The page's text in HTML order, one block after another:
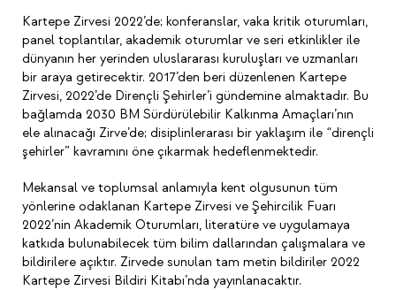
Kartepe Zirvesi 2022’de; konferanslar, vaka kritik oturumları,
panel toplantılar, akademik oturumlar ve seri etkinlikler ile
dünyanın her yerinden uluslararası kuruluşları ve uzmanları
bir araya getirecektir. 2017’den beri düzenlenen Kartepe
Zirvesi, 2022’de Dirençli Şehirler’i gündemine almaktadır. Bu
bağlamda 2030 BM Sürdürülebilir Kalkınma Amaçları’nın
ele alınacağı Zirve’de; disiplinlerarası bir yaklaşım ile “dirençli
şehirler” kavramını öne çıkarmak hedeflenmektedir.
Mekansal ve toplumsal anlamıyla kent olgusunun tüm
yönlerine odaklanan Kartepe Zirvesi ve Şehircilik Fuarı
2022’nin Akademik Oturumları, literatüre ve uygulamaya
katkıda bulunabilecek tüm bilim dallarından çalışmalara ve
bildirilere açıktır. Zirvede sunulan tam metin bildiriler 2022
Kartepe Zirvesi Bildiri Kitabı’nda yayınlanacaktır.